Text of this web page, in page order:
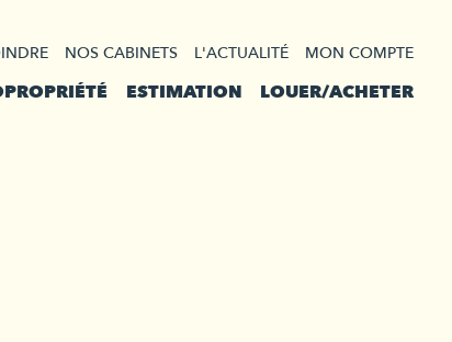
NOS CABINETS L'ACTUALITÉ MON COMPTE
ESTIMATION LOUER/ACHETER